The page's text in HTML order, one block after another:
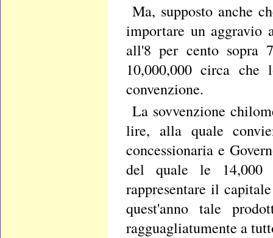
Ma, supposto anche
importare un aggravio
all'8 per cento sopra
10,000,000 circa che
convenzione.
La sovvenzione
lire, alla quale
concessionaria e
del quale le 14,000
rappresentare il
quest'anno tale
ragguagliatumente a